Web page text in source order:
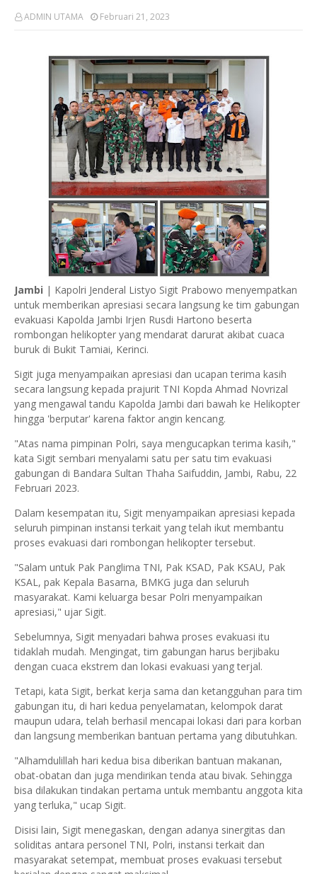
ADMIN UTAMA Februari 21, 2023
Jambi | Kapolri Jenderal Listyo Sigit Prabowo menyempatkan
untuk memberikan apresiasi secara langsung ke tim gabungan
evakuasi Kapolda Jambi Irjen Rusdi Hartono beserta
rombongan helikopter yang mendarat darurat akibat cuaca
buruk di Bukit Tamiai, Kerinci.
Sigit juga menyampaikan apresiasi dan ucapan terima kasih
secara langsung kepada prajurit TNI Kopda Ahmad Novrizal
yang mengawal tandu Kapolda Jambi dari bawah ke Helikopter
hingga 'berputar' karena faktor angin kencang.
"Atas nama pimpinan Polri, saya mengucapkan terima kasih,"
kata Sigit sembari menyalami satu per satu tim evakuasi
gabungan di Bandara Sultan Thaha Saifuddin, Jambi, Rabu, 22
Februari 2023.
Dalam kesempatan itu, Sigit menyampaikan apresiasi kepada
seluruh pimpinan instansi terkait yang telah ikut membantu
proses evakuasi dari rombongan helikopter tersebut.
"Salam untuk Pak Panglima TNI, Pak KSAD, Pak KSAU, Pak
KSAL, pak Kepala Basarna, BMKG juga dan seluruh
masyarakat. Kami keluarga besar Polri menyampaikan
apresiasi," ujar Sigit.
Sebelumnya, Sigit menyadari bahwa proses evakuasi itu
tidaklah mudah. Mengingat, tim gabungan harus berjibaku
dengan cuaca ekstrem dan lokasi evakuasi yang terjal.
Tetapi, kata Sigit, berkat kerja sama dan ketangguhan para tim
gabungan itu, di hari kedua penyelamatan, kelompok darat
maupun udara, telah berhasil mencapai lokasi dari para korban
dan langsung memberikan bantuan pertama yang dibutuhkan.
"Alhamdulillah hari kedua bisa diberikan bantuan makanan,
obat-obatan dan juga mendirikan tenda atau bivak. Sehingga
bisa dilakukan tindakan pertama untuk membantu anggota kita
yang terluka," ucap Sigit.
Disisi lain, Sigit menegaskan, dengan adanya sinergitas dan
soliditas antara personel TNI, Polri, instansi terkait dan
masyarakat setempat, membuat proses evakuasi tersebut